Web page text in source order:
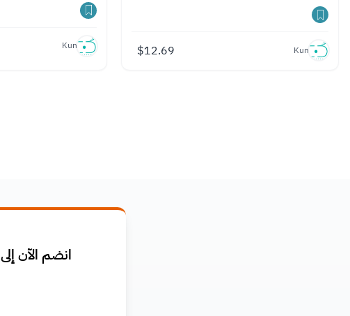
Kun
$12.69
Kun
انضم الآن